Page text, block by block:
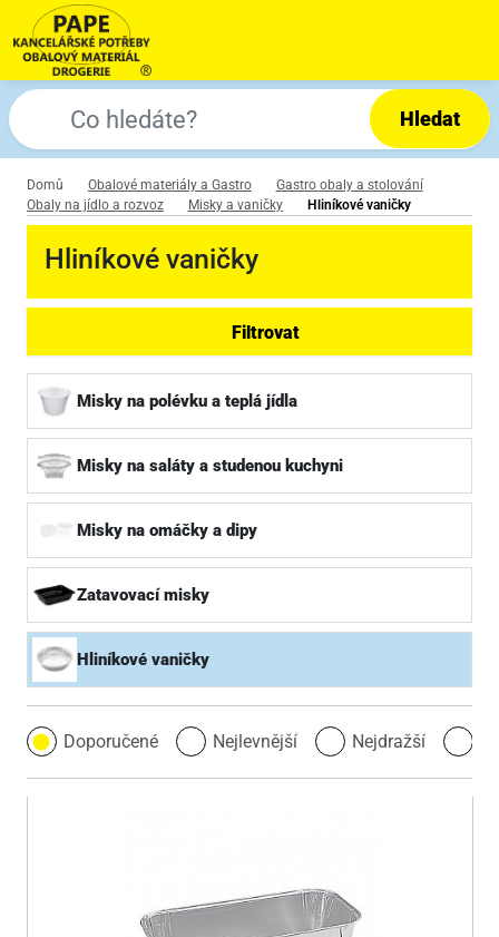
Hledat
Domů Obalové materiály a Gastro
Gastro obaly a stolování
Obaly na jídlo a rozvoz
Misky a vaničky Hliníkové vaničky
Hliníkové vaničky
Filtrovat
Misky na polévku a teplá jídla
Misky na saláty a studenou kuchyni
Misky na omáčky a dipy
Zatavovací misky
Hliníkové vaničky
Doporučené Nejlevnější Nejdražší